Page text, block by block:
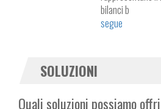
bilanci b
segue
SOLUZIONI
Quali soluzioni possiamo